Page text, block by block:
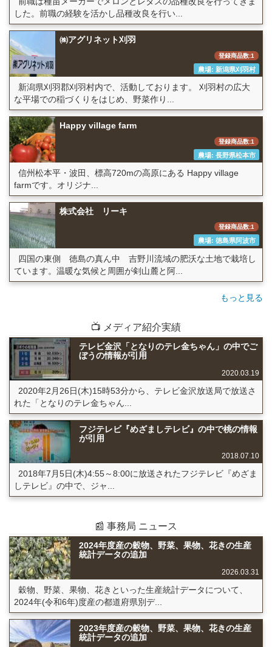
した。前職の経験を活かし品種改良を行い...
㈱アグリネット刈羽
登録商品数:1
農場: 新潟県刈羽村
新潟県刈羽郡刈羽村内で、活動しております。 刈羽村の広大
な平場での稲づくりをはじめ、野菜作り...
Happy village farm
登録商品数:1
農場: 長野県松本市
信州松本平・波田、標高720mの高原にある Happy village
farmです。オリジナ...
株式会社 リーキ
登録商品数:1
農場: 徳島県阿波市
四国の東側 徳島の真ん中 吉野川流域の肥沃な土地で栽培し
ています。温暖な気候と周囲が剣山麓と阿...
もっと見る
📺 メディア紹介実績
テレビ金沢「となりのテレ金ちゃん」の中でご
ぼうの情報が引用
2020.03.19
2020年2月26日(木)15時53分から、テレビ金沢放送局で放送さ
れた「となりのテレ金ちゃん...
フジテレビ『めざましテレビ』の中で桃の情報
が引用
2018.07.10
2018年7月5日(木)4:55～8:00に放送されたフジテレビ『めざま
しテレビ』の中で、ジャ...
📰 事務局 ニュース
2024年度産の穀物、野菜、果物、花きの生産
統計データの追加
2026.03.31
穀物、野菜、果物、花きといった生産統計データについて、
2024年(令和6年)度産の都道府県別デ...
2023年度産の穀物、野菜、果物、花きの生産
統計データの追加